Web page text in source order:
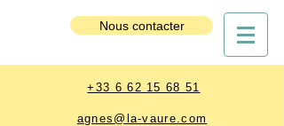
+33 6 62 15 68 51
agnes@la-vaure.com
Nous contacter
Nous contacter